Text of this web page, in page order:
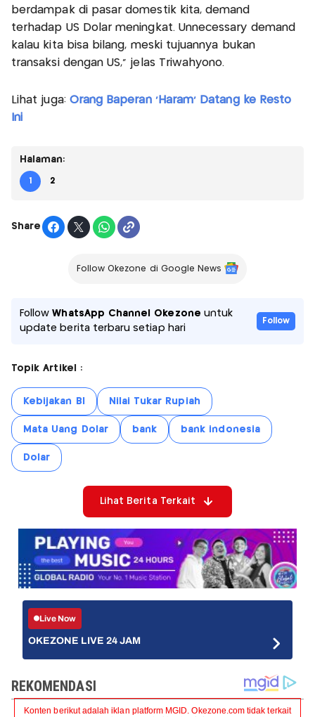
berdampak di pasar domestik kita, demand
terhadap US Dolar meningkat. Unnecessary demand
kalau kita bisa bilang, meski tujuannya bukan
transaksi dengan US," jelas Triwahyono.
Lihat juga: Orang Baperan 'Haram' Datang ke Resto
Ini
Halaman:
1 2
Share
Follow Okezone di Google News
FollowWhatsApp Channel Okezone untuk
update berita terbaru setiap hari
Follow
Topik Artikel :
Kebijakan BI Nilai Tukar Rupiah
Mata Uang Dolar bank bank indonesia
Dolar
Lihat Berita Terkait
Live Now
OKEZONE LIVE 24 JAM